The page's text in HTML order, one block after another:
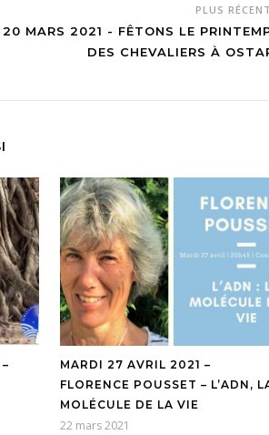
PLUS
MARS 2021 - FÊTONS LE
DES CHEVALIERS À
MARDI 27 AVRIL 2021 –
FLORENCE POUSSET – L’ADN,
MOLÉCULE DE LA VIE
22 mars 2021